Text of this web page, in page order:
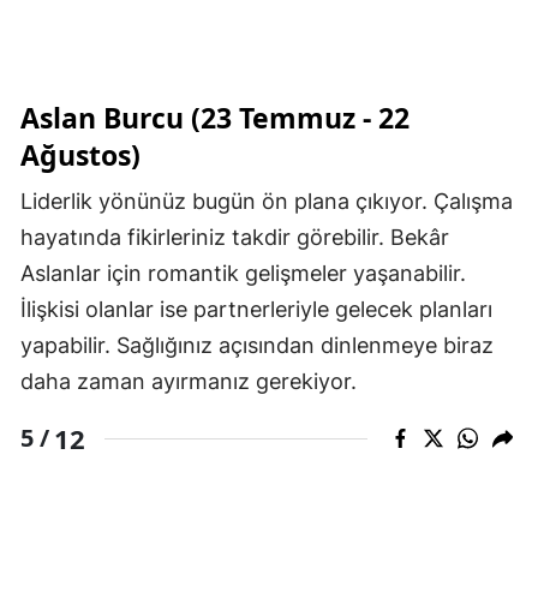
Aslan Burcu (23 Temmuz - 22
Ağustos)
Liderlik yönünüz bugün ön plana çıkıyor. Çalışma
hayatında fikirleriniz takdir görebilir. Bekâr
Aslanlar için romantik gelişmeler yaşanabilir.
İlişkisi olanlar ise partnerleriyle gelecek planları
yapabilir. Sağlığınız açısından dinlenmeye biraz
daha zaman ayırmanız gerekiyor.
5 /12